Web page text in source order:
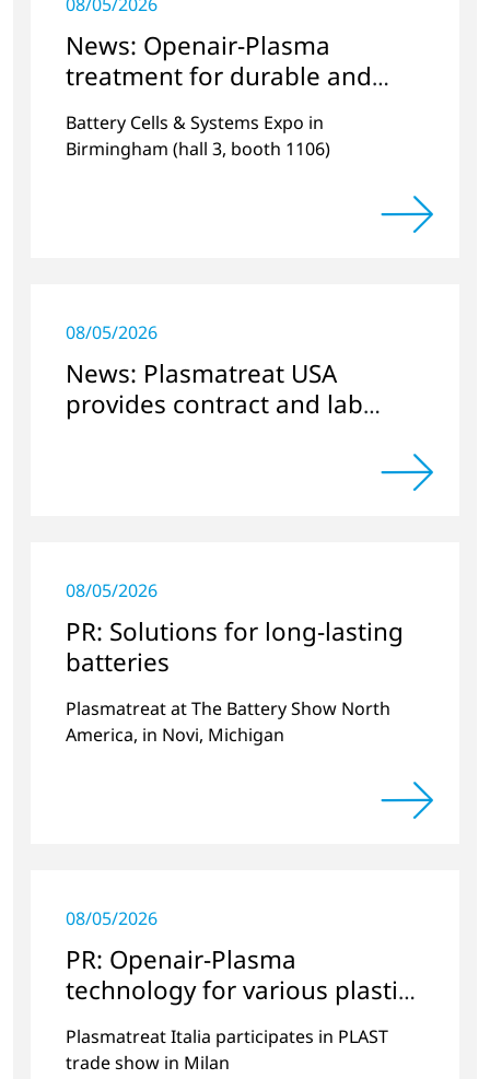
News: Openair-Plasma
treatment for durable and
efficient batteries
Battery Cells & Systems Expo in
Birmingham (hall 3, booth 1106)
08/05/2026
News: Plasmatreat USA
provides contract and lab
08/05/2026
PR: Solutions for long-lasting
batteries
Plasmatreat at The Battery Show North
America, in Novi, Michigan
08/05/2026
PR: Openair-Plasma
technology for various plastics
applications
Plasmatreat Italia participates in PLAST
trade show in Milan